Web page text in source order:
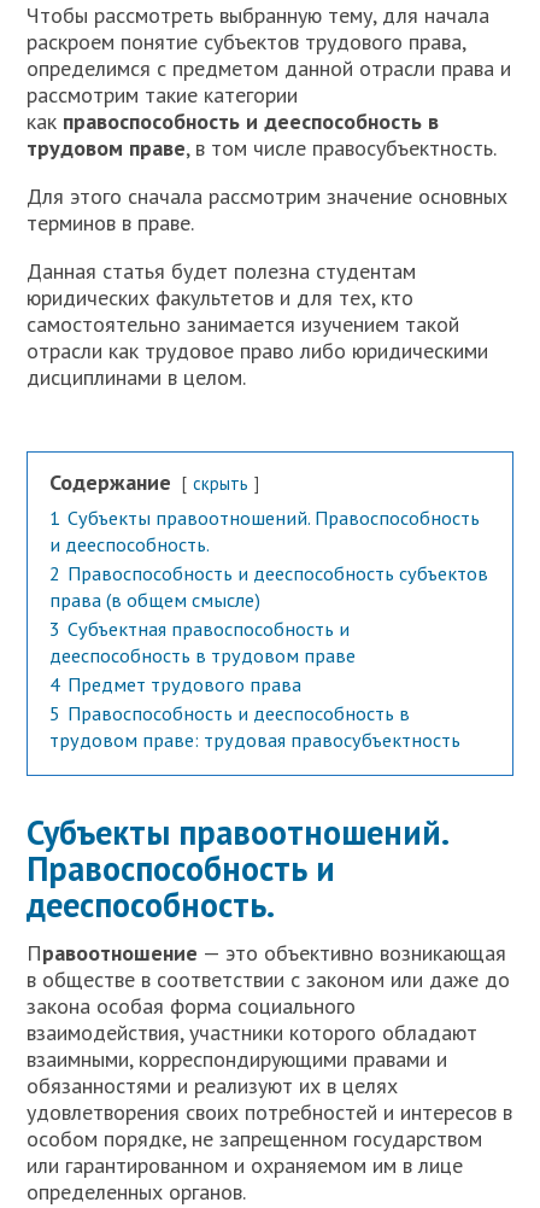
Чтобы рассмотреть выбранную тему, для начала
раскроем понятие субъектов трудового права,
определимся с предметом данной отрасли права и
рассмотрим такие категории
как правоспособность и дееспособность в
трудовом праве, в том числе правосубъектность.
Для этого сначала рассмотрим значение основных
терминов в праве.
Данная статья будет полезна студентам
юридических факультетов и для тех, кто
самостоятельно занимается изучением такой
отрасли как трудовое право либо юридическими
дисциплинами в целом.
Содержание скрыть
1 Субъекты правоотношений. Правоспособность
и дееспособность.
2 Правоспособность и дееспособность субъектов
права (в общем смысле)
3 Субъектная правоспособность и
дееспособность в трудовом праве
4 Предмет трудового права
5 Правоспособность и дееспособность в
трудовом праве: трудовая правосубъектность
Субъекты правоотношений.
Правоспособность и
дееспособность.
Правоотношение — это объективно возникающая
в обществе в соответствии с законом или даже до
закона особая форма социального
взаимодействия, участники которого обладают
взаимными, корреспондирующими правами и
обязанностями и реализуют их в целях
удовлетворения своих потребностей и интересов в
особом порядке, не запрещенном государством
или гарантированном и охраняемом им в лице
определенных органов.